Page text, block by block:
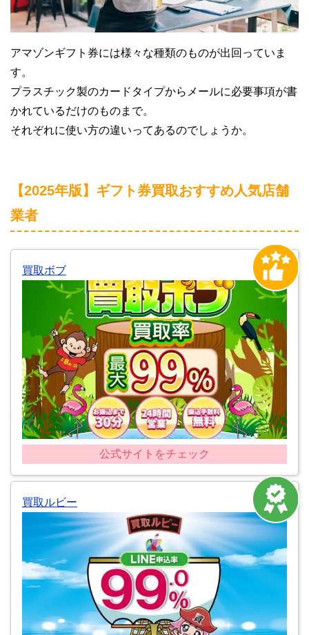
アマゾンギフト券には様々な種類のものが出回っていま
す。
プラスチック製のカードタイプからメールに必要事項が書
かれているだけのものまで。
それぞれに使い方の違いってあるのでしょうか。
【2025年版】ギフト券買取おすすめ人気店舗
業者
買取ボブ
公式サイトをチェック
買取ルビー